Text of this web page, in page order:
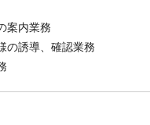
案内業務
の誘導、確認業務